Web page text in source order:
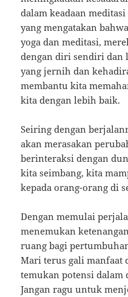
dalam keadaan
yang mengatakan
yoga dan meditasi,
dengan diri sendiri
yang jernih dan
membantu kita
kita dengan lebih baik.
Seiring dengan
akan merasakan
berinteraksi dengan
kita seimbang, kita
kepada orang-orang di
Dengan memulai
menemukan
ruang bagi
Mari terus gali
temukan potensi dalam
Jangan ragu untuk